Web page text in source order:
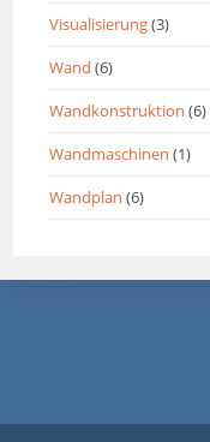
Visualisierung(3)
Wand (6)
Wandkonstruktion (6)
Wandmaschinen (1)
Wandplan (6)